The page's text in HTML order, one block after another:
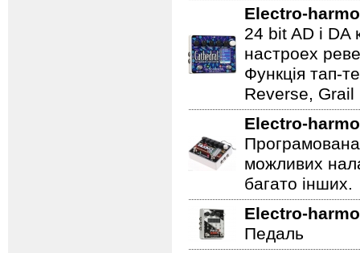
Electro-
24 bit AD і
настроех
Функція тап-
Reverse, Grail
Electro-
можливих
багато інших.
Electro-
Педаль